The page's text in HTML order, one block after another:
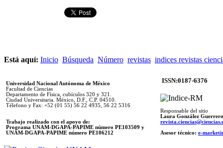
Está aquí: Inicio Búsqueda Número revistas indices revistas
Universidad Nacional Autónoma de México
Facultad de Ciencias
Departamento de Física, cubículos 320 y 321.
Ciudad Universitaria. México, D.F., C.P. 04510.
Télefono y Fax: +52 (01 55) 56 22 4935, 56 22 5316
Trabajo realizado con el apoyo de:
Programa UNAM-DGAPA-PAPIME número PE103509 y
UNAM-DGAPA-PAPIME número PE106212
ISSN:0187-6376
Responsable del sitio
Laura González Guerrero
Asesor técnico: e-